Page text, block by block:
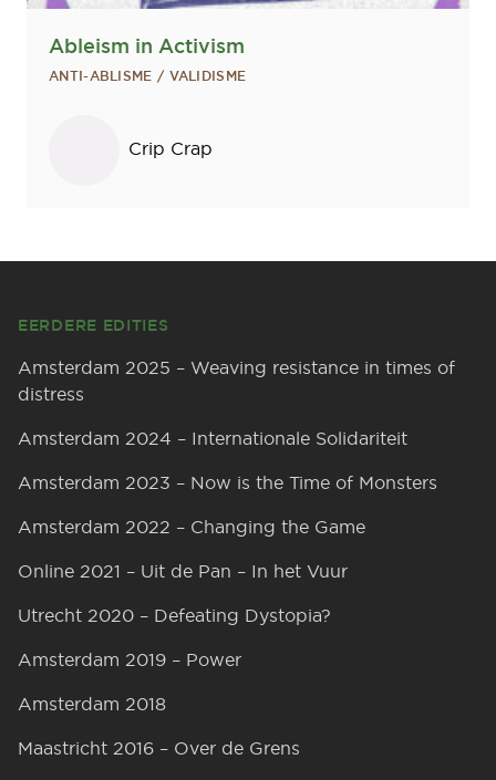
Ableism in Activism
ANTI-ABLISME / VALIDISME
Crip Crap
EERDERE EDITIES
Amsterdam 2025 – Weaving resistance in times of
distress
Amsterdam 2024 – Internationale Solidariteit
Amsterdam 2023 – Now is the Time of Monsters
Amsterdam 2022 – Changing the Game
Online 2021 – Uit de Pan – In het Vuur
Utrecht 2020 – Defeating Dystopia?
Amsterdam 2019 – Power
Amsterdam 2018
Maastricht 2016 – Over de Grens